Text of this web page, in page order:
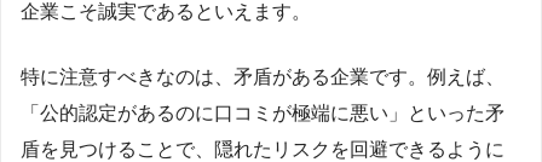
企業こそ誠実であるといえます。
特に注意すべきなのは、矛盾がある企業です。例えば、
「公的認定があるのに口コミが極端に悪い」といった矛
盾を見つけることで、隠れたリスクを回避できるように